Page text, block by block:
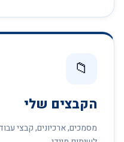
📁
הקבצים שלי
מסמכים, ארכיונים, קבצי